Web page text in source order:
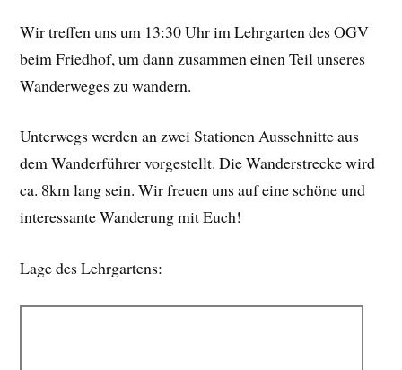
Wir treffen uns um 13:30 Uhr im Lehrgarten des OGV
beim Friedhof, um dann zusammen einen Teil unseres
Wanderweges zu wandern.
Unterwegs werden an zwei Stationen Ausschnitte aus
dem Wanderführer vorgestellt. Die Wanderstrecke wird
ca. 8km lang sein. Wir freuen uns auf eine schöne und
interessante Wanderung mit Euch!
Lage des Lehrgartens: